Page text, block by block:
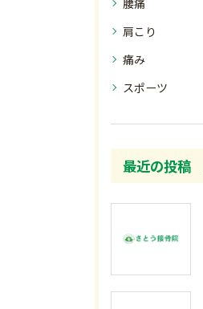
肩こり
痛み
スポーツ
最近の投稿